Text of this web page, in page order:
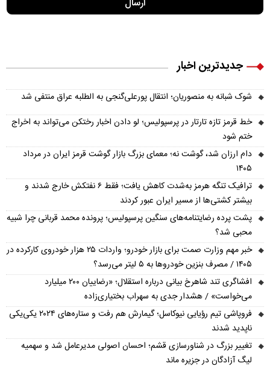
جدیدترین اخبار
شوک شبانه به منصوریان؛ انتقال پورعلی‌گنجی به الطلبه عراق منتفی شد
خط قرمز تازه تارتار در پرسپولیس؛ لو دادن اخبار رختکن می‌تواند به اخراج
ختم شود
دام ارزان شد، گوشت نه؛ معمای بزرگ بازار گوشت قرمز ایران در مرداد
۱۴۰۵
ترافیک تنگه هرمز به‌شدت کاهش یافت؛ فقط ۶ نفتکش خارج شدند و
بیشتر کشتی‌ها از مسیر ایران عبور کردند
پشت پرده رضایتنامه‌های سنگین پرسپولیس؛ پرونده محمد قربانی چرا شبیه
محبی شد؟
خبر مهم وزارت صمت برای بازار خودرو؛ واردات ۲۵ هزار خودروی کارکرده در
۱۴۰۵ / مصرف بنزین خودروها به ۵ لیتر می‌رسد؟
افشاگری تند شاهرخ بیانی درباره استقلال؛ «رضاییان ۲۰۰ میلیارد
می‌خواست» / هشدار جدی به سهراب بختیاری‌زاده
فروپاشی تیم رؤیایی نیوکاسل؛ گیمارش هم رفت و ستاره‌های ۲۰۲۴ یکی‌یکی
ناپدید شدند
تغییر بزرگ در شناورسازی قشم؛ احسان اصولی مدیرعامل شد و سهمیه
لیگ آزادگان در جزیره ماند